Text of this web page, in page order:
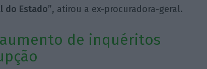
do Estado”, atirou a ex-procuradora-geral.
de inquéritos